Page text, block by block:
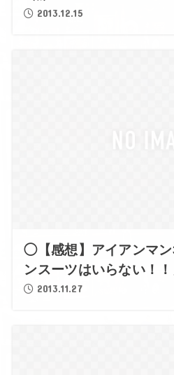
2013.12.15
◯【感想】アイアンマ
ンスーツはいらない！
2013.11.27